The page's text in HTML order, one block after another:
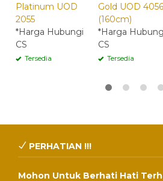
Platinum UOD
2055
*Harga Hubungi
CS
Tersedia
Gold UOD 4056
(160cm)
*Harga
CS
Tersedia
PERHATIAN !!!
Mohon Untuk Berhati Hati